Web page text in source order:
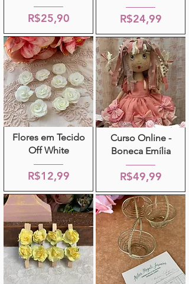
R$25,90
Flores em Tecido
Off White
R$12,99
R$24,99
Curso Online -
Boneca Emília
R$49,99